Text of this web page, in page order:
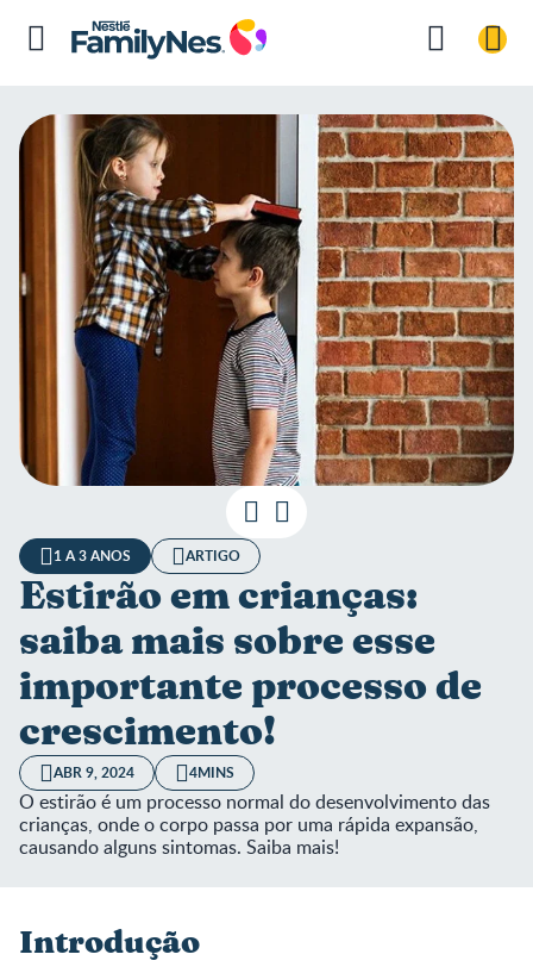
1 A 3 ANOS ARTIGO
Estirão em crianças:
saiba mais sobre esse
importante processo de
crescimento!
ABR 9, 2024 4MINS
O estirão é um processo normal do desenvolvimento das
crianças, onde o corpo passa por uma rápida expansão,
causando alguns sintomas. Saiba mais!
Introdução